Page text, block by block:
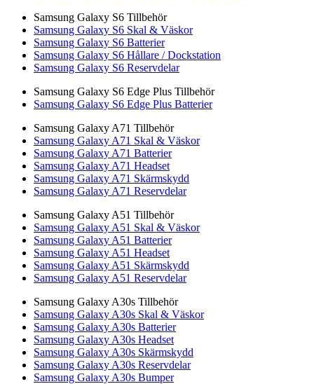
Samsung Galaxy S6 Tillbehör
Samsung Galaxy S6 Skal & Väskor
Samsung Galaxy S6 Batterier
Samsung Galaxy S6 Hållare / Dockstation
Samsung Galaxy S6 Reservdelar
Samsung Galaxy S6 Edge Plus Tillbehör
Samsung Galaxy S6 Edge Plus Batterier
Samsung Galaxy A71 Tillbehör
Samsung Galaxy A71 Skal & Väskor
Samsung Galaxy A71 Batterier
Samsung Galaxy A71 Headset
Samsung Galaxy A71 Skärmskydd
Samsung Galaxy A71 Reservdelar
Samsung Galaxy A51 Tillbehör
Samsung Galaxy A51 Skal & Väskor
Samsung Galaxy A51 Batterier
Samsung Galaxy A51 Headset
Samsung Galaxy A51 Skärmskydd
Samsung Galaxy A51 Reservdelar
Samsung Galaxy A30s Tillbehör
Samsung Galaxy A30s Skal & Väskor
Samsung Galaxy A30s Batterier
Samsung Galaxy A30s Headset
Samsung Galaxy A30s Skärmskydd
Samsung Galaxy A30s Reservdelar
Samsung Galaxy A30s Bumper